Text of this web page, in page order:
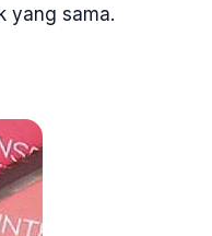
yang sama.